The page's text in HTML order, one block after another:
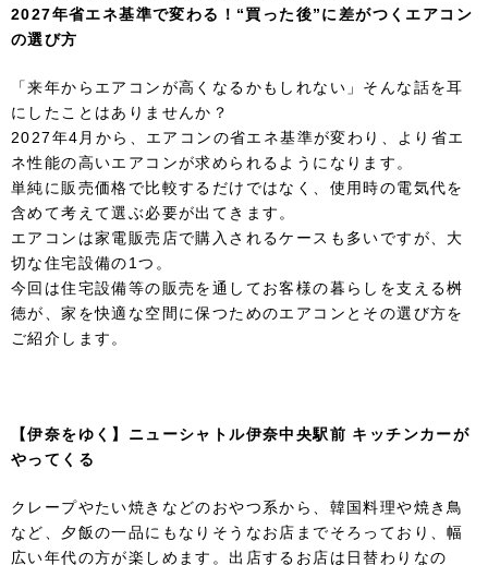
2027年省エネ基準で変わる！“買った後”に差がつくエアコン
の選び方
「来年からエアコンが高くなるかもしれない」そんな話を耳
にしたことはありませんか？
2027年4月から、エアコンの省エネ基準が変わり、より省エ
ネ性能の高いエアコンが求められるようになります。
単純に販売価格で比較するだけではなく、使用時の電気代を
含めて考えて選ぶ必要が出てきます。
エアコンは家電販売店で購入されるケースも多いですが、大
切な住宅設備の1つ。
今回は住宅設備等の販売を通してお客様の暮らしを支える桝
徳が、家を快適な空間に保つためのエアコンとその選び方を
ご紹介します。
【伊奈をゆく】ニューシャトル伊奈中央駅前 キッチンカーが
やってくる
クレープやたい焼きなどのおやつ系から、韓国料理や焼き鳥
など、夕飯の一品にもなりそうなお店までそろっており、幅
広い年代の方が楽しめます。出店するお店は日替わりなの